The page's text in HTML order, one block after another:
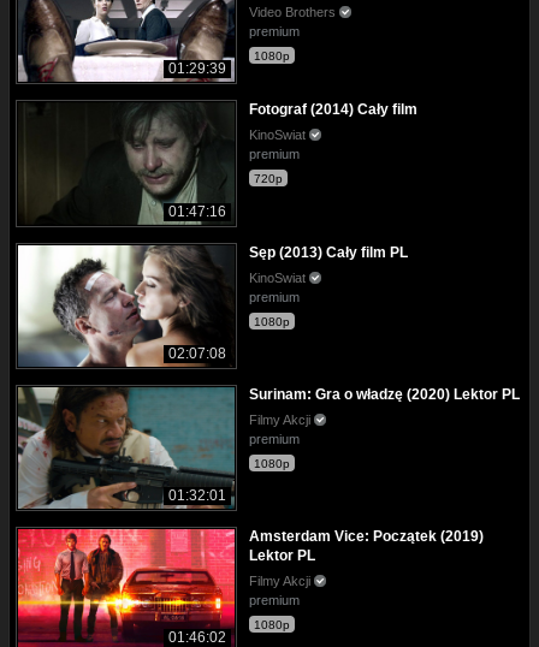
01:29:39
Video Brothers
premium
1080p
01:47:16
Fotograf (2014) Cały film
KinoSwiat
premium
720p
02:07:08
Sęp (2013) Cały film PL
KinoSwiat
premium
1080p
01:32:01
Surinam: Gra o władzę (2020) Lektor PL
Filmy Akcji
premium
1080p
01:46:02
Amsterdam Vice: Początek (2019)
Lektor PL
Filmy Akcji
premium
1080p